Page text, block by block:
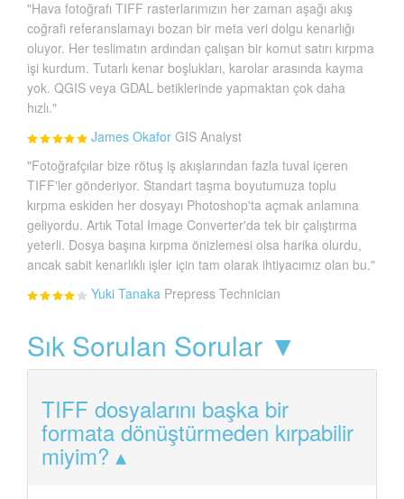
"Hava fotoğrafı TIFF rasterlarımızın her zaman aşağı akış
coğrafi referanslamayı bozan bir meta veri dolgu kenarlığı
oluyor. Her teslimatın ardından çalışan bir komut satırı kırpma
işi kurdum. Tutarlı kenar boşlukları, karolar arasında kayma
yok. QGIS veya GDAL betiklerinde yapmaktan çok daha
hızlı."
James Okafor GIS Analyst
"Fotoğrafçılar bize rötuş iş akışlarından fazla tuval içeren
TIFF'ler gönderiyor. Standart taşma boyutumuza toplu
kırpma eskiden her dosyayı Photoshop'ta açmak anlamına
geliyordu. Artık Total Image Converter'da tek bir çalıştırma
yeterli. Dosya başına kırpma önizlemesi olsa harika olurdu,
ancak sabit kenarlıklı işler için tam olarak ihtiyacımız olan bu."
Yuki Tanaka Prepress Technician
Sık Sorulan Sorular ▼
TIFF dosyalarını başka bir
formata dönüştürmeden kırpabilir
miyim?